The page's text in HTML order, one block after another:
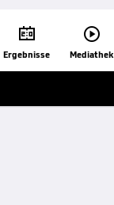

Ergebnisse

Mediathek